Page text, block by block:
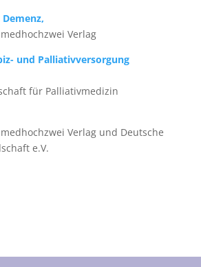
Verlag
und Palliativversorgung
für Palliativmedizin
Verlag und Deutsche
e.V.